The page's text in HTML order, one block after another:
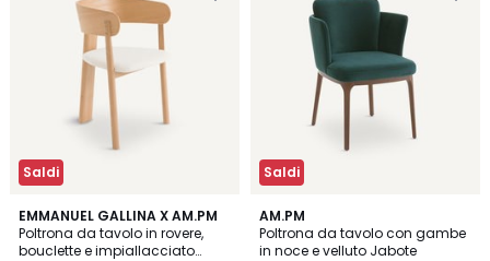
Saldi
EMMANUEL GALLINA X AM.PM
Poltrona da tavolo in rovere,
bouclette e impiallacciato
5
/
5
Saldi
AM.PM
Poltrona da tavolo con gambe
in noce e velluto Jabote
3,3
/ 5